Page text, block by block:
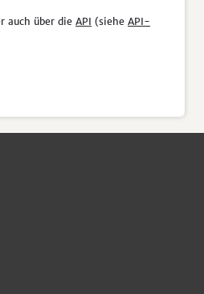
auch über die API (siehe API-